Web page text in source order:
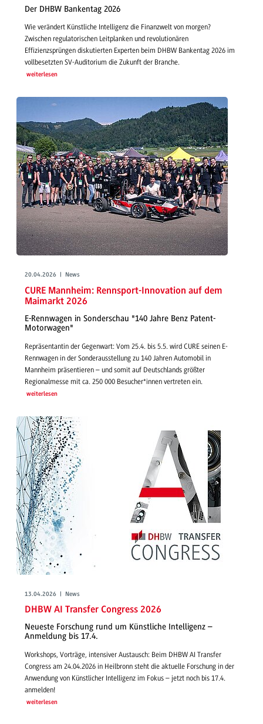
Der DHBW Bankentag 2026
Wie verändert Künstliche Intelligenz die Finanzwelt von morgen?
Zwischen regulatorischen Leitplanken und revolutionären
Effizienzsprüngen diskutierten Experten beim DHBW Bankentag 2026 im
vollbesetzten SV-Auditorium die Zukunft der Branche.
weiterlesen
20.04.2026 | News
CURE Mannheim: Rennsport-Innovation auf dem
Maimarkt 2026
E-Rennwagen in Sonderschau "140 Jahre Benz Patent-
Motorwagen"
Repräsentantin der Gegenwart: Vom 25.4. bis 5.5. wird CURE seinen E-
Rennwagen in der Sonderausstellung zu 140 Jahren Automobil in
Mannheim präsentieren – und somit auf Deutschlands größter
Regionalmesse mit ca. 250 000 Besucher*innen vertreten ein.
weiterlesen
13.04.2026 | News
DHBW AI Transfer Congress 2026
Neueste Forschung rund um Künstliche Intelligenz –
Anmeldung bis 17.4.
Workshops, Vorträge, intensiver Austausch: Beim DHBW AI Transfer
Congress am 24.04.2026 in Heilbronn steht die aktuelle Forschung in der
Anwendung von Künstlicher Intelligenz im Fokus – jetzt noch bis 17.4.
anmelden!
weiterlesen